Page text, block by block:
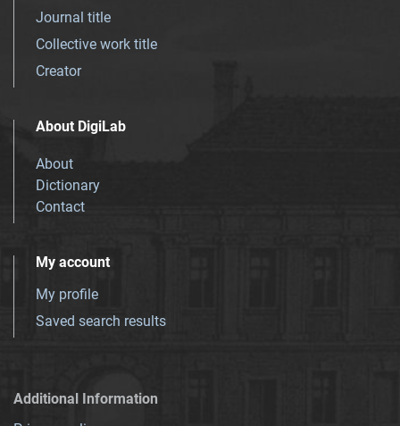
Journal title
Collective work title
Creator
About DigiLab
About
Dictionary
Contact
My account
My profile
Saved search results
Additional Information